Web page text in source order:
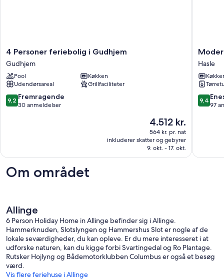
4
Personer
feriebolig
i
Gudhjem
Gudhjem
4 Personer feriebolig i Gudhjem
Gudhjem
Pool
Køkken
Udendørsareal
Grillfaciliteter
9.2
ud
9,2 Fremragende
30 anmeldelser
Prisen
er
4.512 kr.
4.512 kr.
564 kr. pr. nat
inkluderer skatter og gebyrer
9. okt. - 17. okt.
tæt
på
Hasle
Hasle
9.4
ud
9,4
97
Om området
Allinge
6 Person Holiday Home in Allinge befinder sig i Allinge.
Hammerknuden, Slotslyngen og Hammershus Slot er nogle af de
lokale seværdigheder, du kan opleve. Er du mere interesseret i at
udforske naturen, kan du kigge forbi Svartingedal og Ro Plantage.
Rutsker Hojlyng og Bådemotorklubben Columbus er også et besøg
værd.
Vis flere feriehuse i Allinge